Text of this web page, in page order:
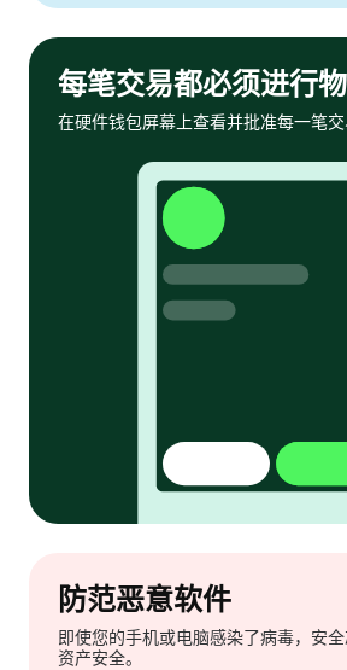
每笔交易都必须进行物
在硬件钱包屏幕上查看并批准每一笔交
防范恶意软件
即使您的手机或电脑感染了病毒，安
资产安全。